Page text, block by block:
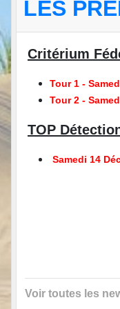
LES
Critérium
Tour 1 -
Tour 2 -
TOP
Samedi 14
Voir toutes les